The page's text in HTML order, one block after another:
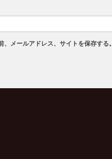
メールアドレス、サイトを保存する。